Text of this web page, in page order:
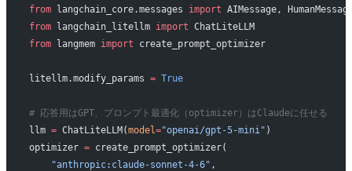
from langchain_core.messages import AIMessage,
from langchain_litellm import ChatLiteLLM
from langmem import create_prompt_optimizer
litellm.modify_params = True
# 応答用はGPT、プロンプト最適化（optimizer）はClaudeに任せる
llm = ChatLiteLLM(model="openai/gpt-5-mini" )
optimizer = create_prompt_optimizer(
    "anthropic:claude-sonnet-4-6"
,